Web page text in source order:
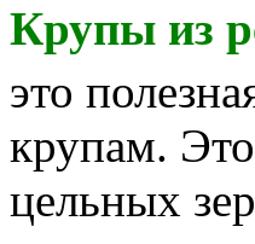
Крупы из
это
крупам.
цельных